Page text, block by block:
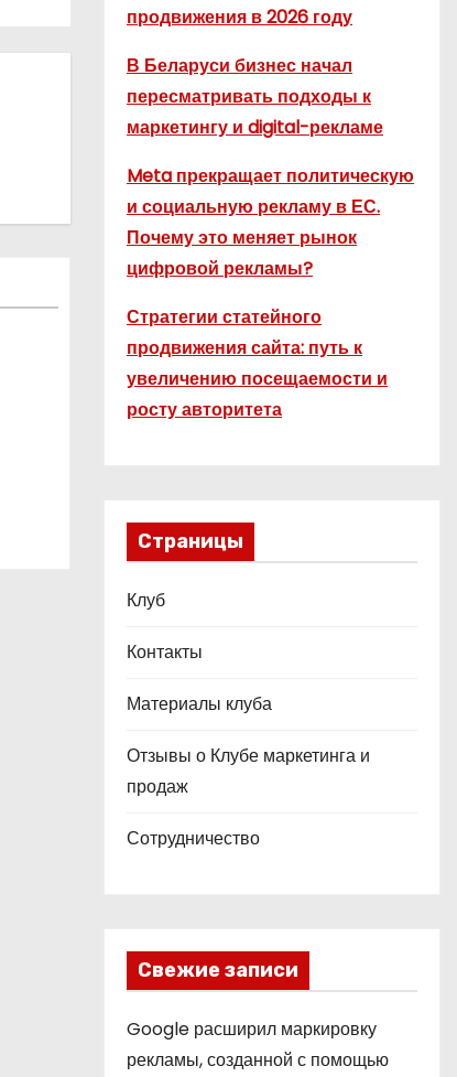
продвижения в 2026 году
В Беларуси бизнес начал
пересматривать подходы к
маркетингу и digital-рекламе
Meta прекращает политическую
и социальную рекламу в ЕС.
Почему это меняет рынок
цифровой рекламы?
Стратегии статейного
продвижения сайта: путь к
увеличению посещаемости и
росту авторитета
Страницы
Клуб
Контакты
Материалы клуба
Отзывы о Клубе маркетинга и
продаж
Сотрудничество
Свежие записи
Google расширил маркировку
рекламы, созданной с помощью